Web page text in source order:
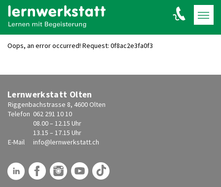
Oops, an error occurred! Request: 0f8ac2e3fa0f3
Lernwerkstatt Olten
Riggenbachstrasse 8, 4600 Olten
Telefon 062 291 10 10
08.00 – 12.15 Uhr
13.15 – 17.15 Uhr
E-Mail
info@lernwerkstatt.ch